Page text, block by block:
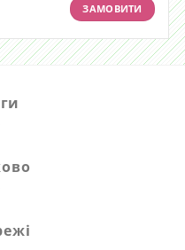
ЗАМОВИТИ